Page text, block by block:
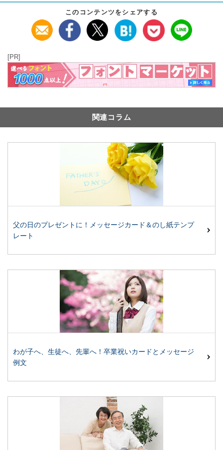
このコンテンツをシェアする
[PR]
関連コラム
父の日のプレゼントに！メッセージカード＆のし紙テンプ
レート
わが子へ、生徒へ、先輩へ！卒業祝いカードとメッセージ
例文